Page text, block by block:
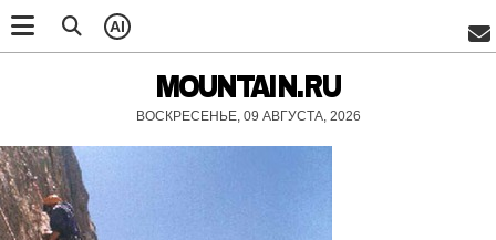
AI
MOUNTAIN.RU
ВОСКРЕСЕНЬЕ, 09 АВГУСТА, 2026